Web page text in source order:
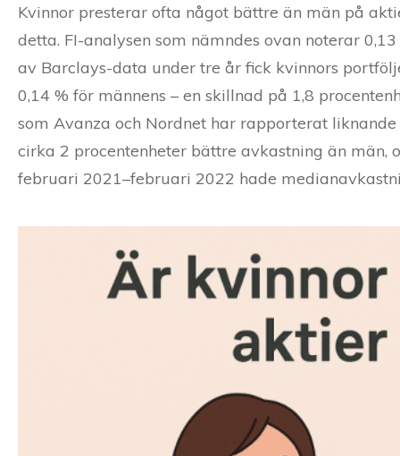
Kvinnor presterar ofta något bättre än män på
detta. FI-analysen som nämndes ovan noterar
av Barclays-data under tre år fick kvinnors
0,14 % för männens – en skillnad på 1,8
som Avanza och Nordnet har rapporterat
cirka 2 procentenheter bättre avkastning än
februari 2021–februari 2022 hade